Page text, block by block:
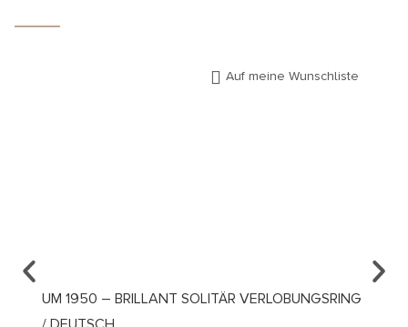
Auf meine Wunschliste
UM 1950 – BRILLANT SOLITÄR VERLOBUNGSRING